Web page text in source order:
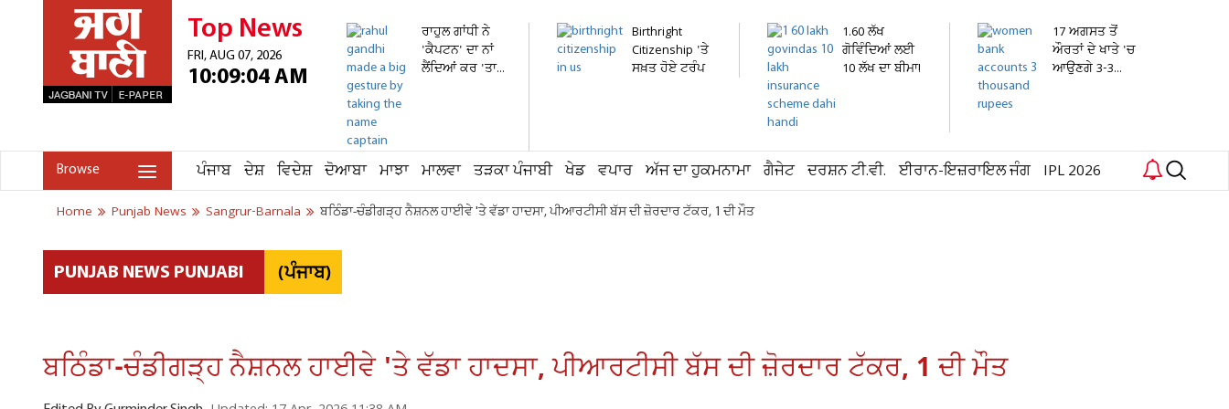
Top News
FRI, AUG 07, 2026
10:09:04 AM
ਰਾਹੁਲ ਗਾਂਧੀ ਨੇ
'ਕੈਪਟਨ' ਦਾ ਨਾਂ
ਲੈਂਦਿਆਂ ਕਰ 'ਤਾ...
Birthright
Citizenship 'ਤੇ
ਸਖ਼ਤ ਹੋਏ ਟਰੰਪ
1.60 ਲੱਖ
ਗੋਵਿੰਦਿਆਂ ਲਈ
10 ਲੱਖ ਦਾ ਬੀਮਾ!
17 ਅਗਸਤ ਤੋਂ
ਔਰਤਾਂ ਦੇ ਖਾਤੇ 'ਚ
ਆਉਣਗੇ 3-3...
Browse ਪੰਜਾਬ ਦੇਸ਼ ਵਿਦੇਸ਼ ਦੋਆਬਾ ਮਾਝਾ ਮਾਲਵਾ ਤੜਕਾ ਪੰਜਾਬੀ ਖੇਡ ਵਪਾਰ ਅੱਜ ਦਾ ਹੁਕਮਨਾਮਾ ਗੈਜੇਟ ਦਰਸ਼ਨ ਟੀ.ਵੀ. ਈਰਾਨ-ਇਜ਼ਰਾਇਲ ਜੰਗ IPL 2026
Home Punjab News Sangrur-Barnala ਬਠਿੰਡਾ-ਚੰਡੀਗੜ੍ਹ ਨੈਸ਼ਨਲ ਹਾਈਵੇ 'ਤੇ ਵੱਡਾ ਹਾਦਸਾ, ਪੀਆਰਟੀਸੀ ਬੱਸ ਦੀ ਜ਼ੋਰਦਾਰ ਟੱਕਰ, 1 ਦੀ ਮੌਤ
PUNJAB NEWS PUNJABI (ਪੰਜਾਬ)
ਬਠਿੰਡਾ-ਚੰਡੀਗੜ੍ਹ ਨੈਸ਼ਨਲ ਹਾਈਵੇ 'ਤੇ ਵੱਡਾ ਹਾਦਸਾ, ਪੀਆਰਟੀਸੀ ਬੱਸ ਦੀ ਜ਼ੋਰਦਾਰ ਟੱਕਰ, 1 ਦੀ ਮੌਤ